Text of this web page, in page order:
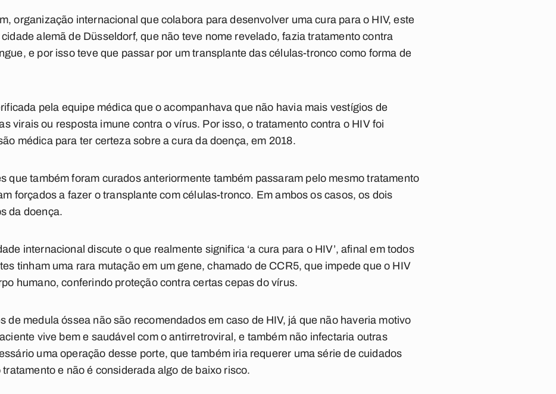
organização internacional que colabora para desenvolver uma cura para o HIV, este
alemã de Düsseldorf, que não teve nome revelado, fazia tratamento contra
e por isso teve que passar por um transplante das células-tronco como forma de
pela equipe médica que o acompanhava que não havia mais vestígios de
virais ou resposta imune contra o vírus. Por isso, o tratamento contra o HIV foi
médica para ter certeza sobre a cura da doença, em 2018.
que também foram curados anteriormente também passaram pelo mesmo tratamento
forçados a fazer o transplante com células-tronco. Em ambos os casos, os dois
da doença.
internacional discute o que realmente significa ‘a cura para o HIV’, afinal em todos
tinham uma rara mutação em um gene, chamado de CCR5, que impede que o HIV
humano, conferindo proteção contra certas cepas do vírus.
de medula óssea não são recomendados em caso de HIV, já que não haveria motivo
vive bem e saudável com o antirretroviral, e também não infectaria outras
uma operação desse porte, que também iria requerer uma série de cuidados
e não é considerada algo de baixo risco.